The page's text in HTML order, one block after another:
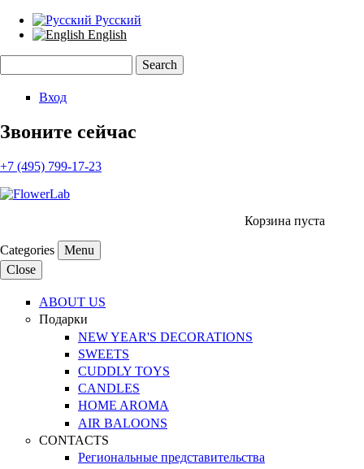
Русский
English
Search form
Вход
Звоните сейчас
+7 (495) 799-17-23
Корзина пуста
Categories
Menu
Close
ABOUT US
Подарки
NEW YEAR'S DECORATIONS
SWEETS
CUDDLY TOYS
CANDLES
HOME AROMA
AIR BALOONS
CONTACTS
Региональные представительства